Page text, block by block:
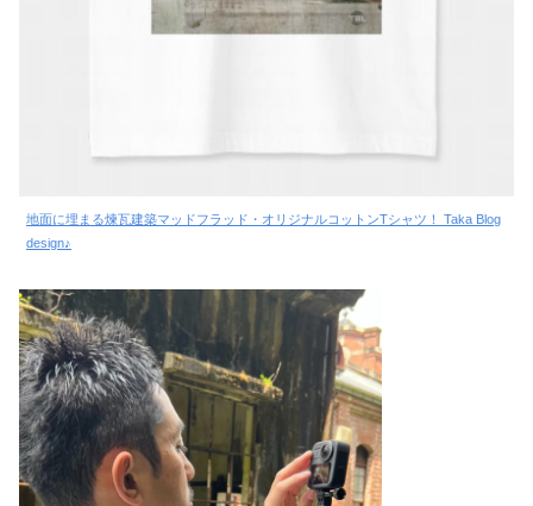
地面に埋まる煉瓦建築マッドフラッド・オリジナルコットンTシャツ！ Taka Blog
design♪